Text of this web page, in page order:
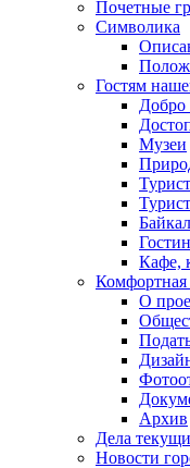
Почетные
Символика
Гостям
Добро
Музеи
Кафе,
Комфортная
О
Архив
Дела
Новости